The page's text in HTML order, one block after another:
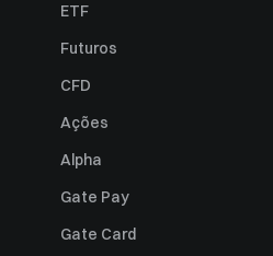
ETF
Futuros
CFD
Ações
Alpha
Gate Pay
Gate Card